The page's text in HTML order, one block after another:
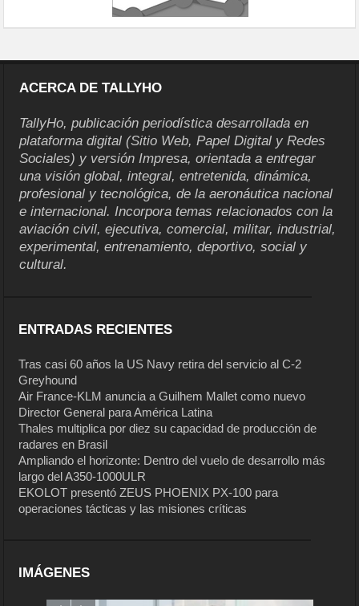
ACERCA DE TALLYHO
TallyHo, publicación periodística desarrollada en
plataforma digital (Sitio Web, Papel Digital y Redes
Sociales) y versión Impresa, orientada a entregar
una visión global, integral, entretenida, dinámica,
profesional y tecnológica, de la aeronáutica nacional
e internacional. Incorpora temas relacionados con la
aviación civil, ejecutiva, comercial, militar, industrial,
experimental, entrenamiento, deportivo, social y
cultural.
ENTRADAS RECIENTES
Tras casi 60 años la US Navy retira del servicio al C-2
Greyhound
Air France-KLM anuncia a Guilhem Mallet como nuevo
Director General para América Latina
Thales multiplica por diez su capacidad de producción de
radares en Brasil
Ampliando el horizonte: Dentro del vuelo de desarrollo más
largo del A350-1000ULR
EKOLOT presentó ZEUS PHOENIX PX-100 para
operaciones tácticas y las misiones críticas
IMÁGENES